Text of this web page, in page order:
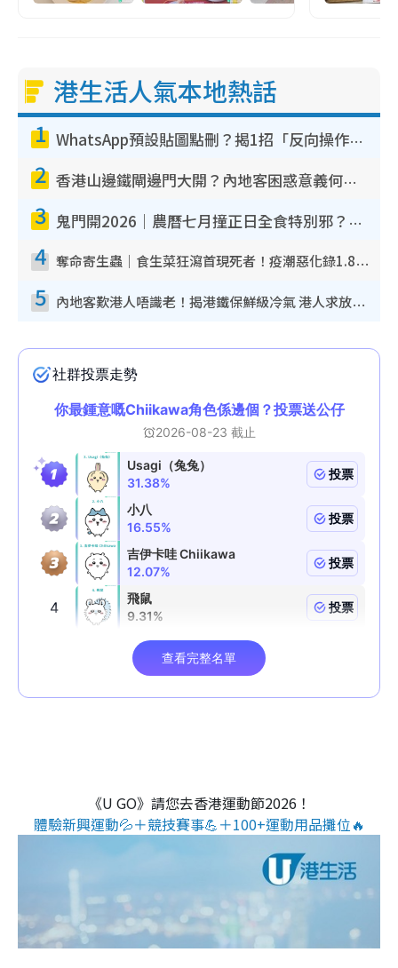
港生活人氣本地熱話
1 WhatsApp預設貼圖點刪？揭1招「反向操作」還原簡潔介面 附3步實測教學
2 香港山邊鐵閘邊門大開？內地客困惑意義何在！網民神回覆：呢種叫法理性防禦
3 鬼門開2026｜農曆七月撞正日全食特別邪？專家警告切忌做一事！揭4大禁忌+2招保平安
4 奪命寄生蟲｜食生菜狂瀉首現死者！疫潮惡化錄1.8萬宗病例 揭洗菜3大謬誤
5 內地客歎港人唔識老！揭港鐵保鮮級冷氣 港人求放過：咪投訴
《U GO》請您去香港運動節2026！
體驗新興運動💦＋競技賽事💪＋100+運動用品攤位🔥